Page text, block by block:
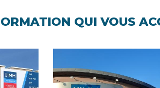
QUI VOUS